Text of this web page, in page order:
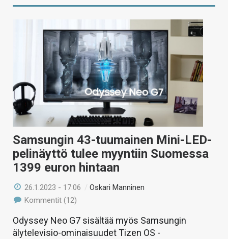
Samsungin 43-tuumainen Mini-LED-
pelinäyttö tulee myyntiin Suomessa
1399 euron hintaan
26.1.2023 - 17:06 /Oskari Manninen
Kommentit (12)
Odyssey Neo G7 sisältää myös Samsungin
älytelevisio-ominaisuudet Tizen OS -